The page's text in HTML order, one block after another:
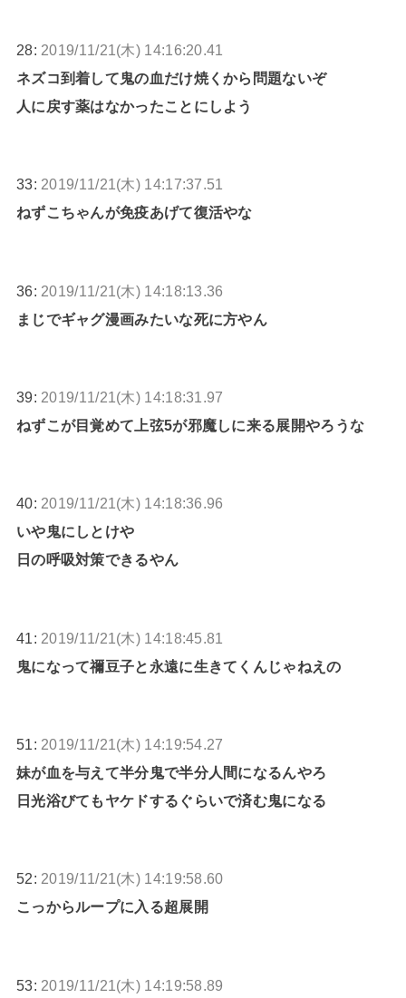
28: 2019/11/21(木) 14:16:20.41
ネズコ到着して鬼の血だけ焼くから問題ないぞ
人に戻す薬はなかったことにしよう
33: 2019/11/21(木) 14:17:37.51
ねずこちゃんが免疫あげて復活やな
36: 2019/11/21(木) 14:18:13.36
まじでギャグ漫画みたいな死に方やん
39: 2019/11/21(木) 14:18:31.97
ねずこが目覚めて上弦5が邪魔しに来る展開やろうな
40: 2019/11/21(木) 14:18:36.96
いや鬼にしとけや
日の呼吸対策できるやん
41: 2019/11/21(木) 14:18:45.81
鬼になって禰豆子と永遠に生きてくんじゃねえの
51: 2019/11/21(木) 14:19:54.27
妹が血を与えて半分鬼で半分人間になるんやろ
日光浴びてもヤケドするぐらいで済む鬼になる
52: 2019/11/21(木) 14:19:58.60
こっからループに入る超展開
53: 2019/11/21(木) 14:19:58.89